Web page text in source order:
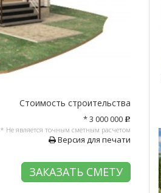
Стоимость строительства
* 3 000 000 c
* Не является точным сметным расчетом
Версия для печати
ЗАКАЗАТЬ СМЕТУ